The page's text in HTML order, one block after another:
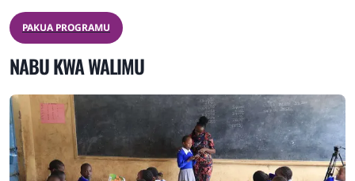
PAKUA PROGRAMU
NABU KWA WALIMU